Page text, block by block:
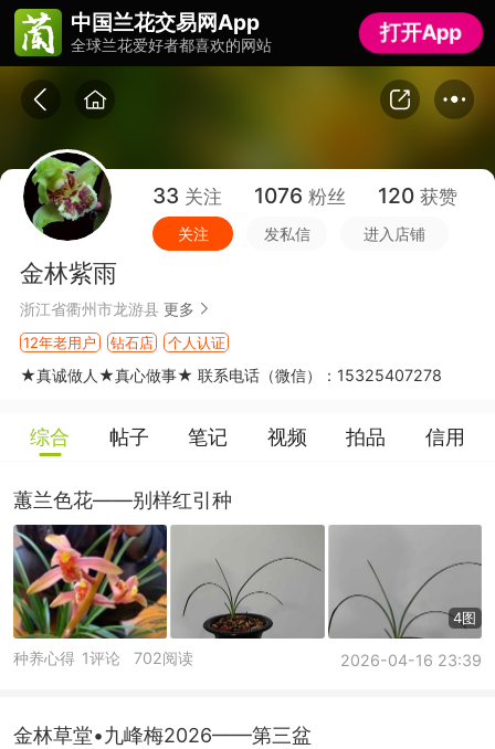
中国兰花交易网App
全球兰花爱好者都喜欢的网站 打开App
中国兰花交易网App
全球兰花爱好者都喜欢的网站 打开App
33 关注 1076 粉丝 120获赞
关注 发私信 进入店铺
金林紫雨
浙江省衢州市龙游县 更多
12年老用户 钻石店 个人认证
★真诚做人★真心做事★ 联系电话（微信）：15325407278
综合 帖子 笔记 视频 拍品 信用
蕙兰色花——别样红引种
4图
种养心得 2026-04-16 23:39
1评论 702阅读
金林草堂•九峰梅2026——第三盆